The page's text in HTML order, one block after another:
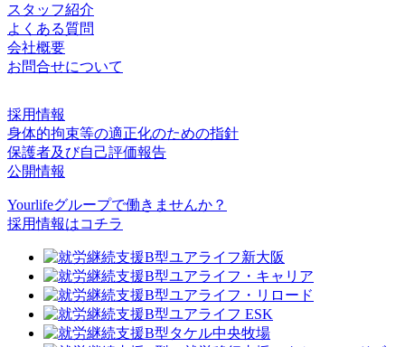
スタッフ紹介
よくある質問
会社概要
お問合せについて
採用情報
身体的拘束等の適正化のための指針
保護者及び自己評価報告
公開情報
Yourlifeグループで働きませんか？
採用情報はコチラ